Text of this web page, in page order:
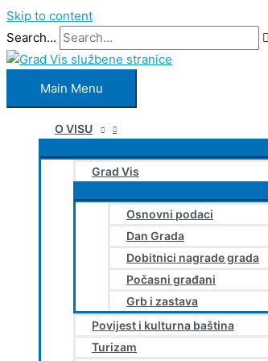
Skip to content
Search...
Main Menu
O VISU
Grad Vis
Osnovni podaci
Dan Grada
Dobitnici nagrade grada
Počasni građani
Grb i zastava
Povijest i kulturna baština
Turizam